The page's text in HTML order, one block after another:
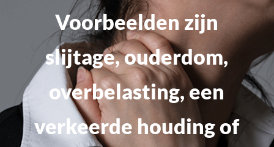
Voorbeelden zijn
slijtage, ouderdom,
overbelasting, een
verkeerde houding of